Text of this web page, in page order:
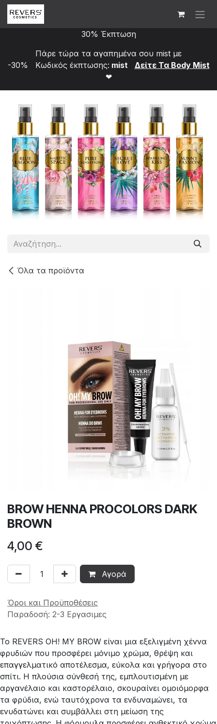
Skip to Content
30% Έκπτωση
Πάρε τώρα τα αγαπημένα σου mist με
-30% Κωδικός έκπτωσης: mist
Δείτε Τα Bod​y Mist
❤
Όλα τα προϊόντα
BROW HENNA PROCOLORS DARK
BROWN
4,00 €
Αγορά
Όροι και Προϋποθέσεις
Παραδοσή: 2-3 Εργασιμες
Το REVERS OH! MY BROW είναι μια εξελιγμένη χέννα
φρυδιών που προσφέρει μόνιμο χρώμα, θρέψη και
επαγγελματικό αποτέλεσμα, εύκολα και γρήγορα στο
σπίτι. Η πλούσια σύνθεσή της, εμπλουτισμένη με
αργανέλαιο και καστορέλαιο, σκουραίνει ομοιόμορφα
τα φρύδια, ενώ ταυτόχρονα τα ενδυναμώνει, τα
ενυδατώνει και συμβάλλει στη μείωση της